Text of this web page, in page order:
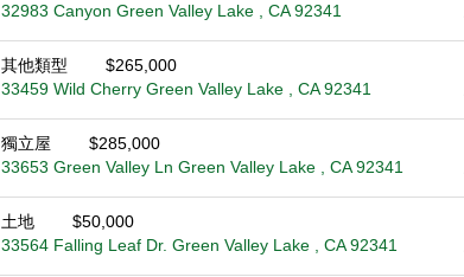
32983 Canyon Green Valley Lake , CA 92341
其他類型
$265,000
33459 Wild Cherry Green Valley Lake , CA 92341
獨立屋
$285,000
33653 Green Valley Ln Green Valley Lake , CA 92341
土地
$50,000
33564 Falling Leaf Dr. Green Valley Lake , CA 92341